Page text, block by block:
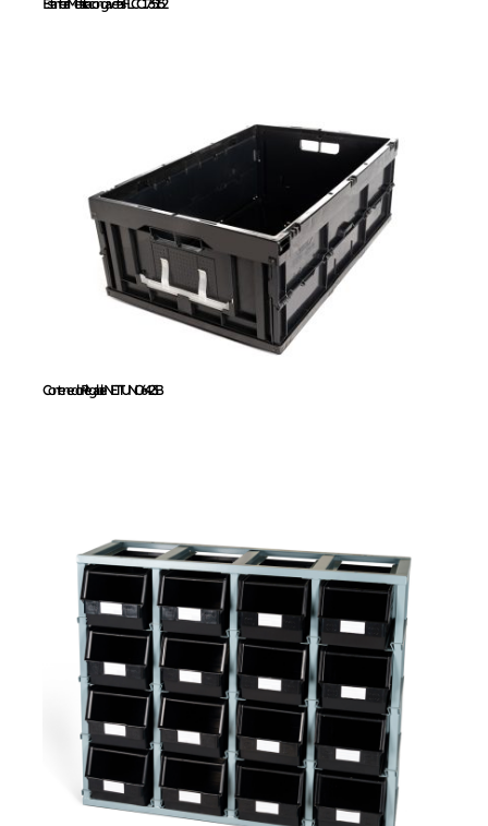
Estantería Metálica con gavetas FLCC1735152
Contenedor Plegable
NETTUNO 6423B
Contenedor Plegable NETTUNO 6423B
Estanteria con
gavetas FED3044